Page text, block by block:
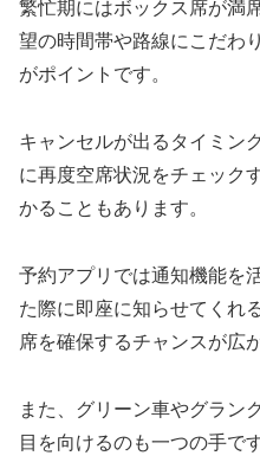
繁忙期にはボックス席が満
望の時間帯や路線にこだわ
がポイントです。
キャンセルが出るタイミン
に再度空席状況をチェック
かることもあります。
予約アプリでは通知機能を
た際に即座に知らせてくれ
席を確保するチャンスが広
また、グリーン車やグラン
目を向けるのも一つの手です